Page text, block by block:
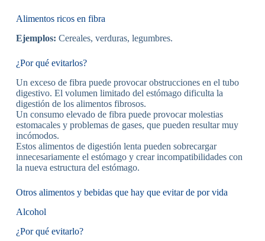
Alimentos ricos en fibra
Ejemplos: Cereales, verduras, legumbres.
¿Por qué evitarlos?
Un exceso de fibra puede provocar obstrucciones en el tubo
digestivo. El volumen limitado del estómago dificulta la
digestión de los alimentos fibrosos.
Un consumo elevado de fibra puede provocar molestias
estomacales y problemas de gases, que pueden resultar muy
incómodos.
Estos alimentos de digestión lenta pueden sobrecargar
innecesariamente el estómago y crear incompatibilidades con
la nueva estructura del estómago.
Otros alimentos y bebidas que hay que evitar de por vida
Alcohol
¿Por qué evitarlo?